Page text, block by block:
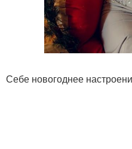
Себе новогоднее